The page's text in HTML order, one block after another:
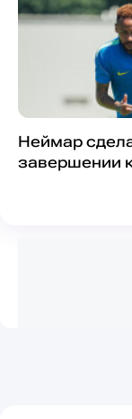
Неймар
завершении